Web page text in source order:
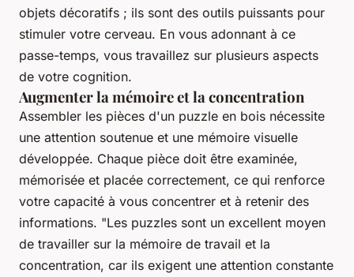
objets décoratifs ; ils sont des outils puissants pour
stimuler votre cerveau. En vous adonnant à ce
passe-temps, vous travaillez sur plusieurs aspects
de votre cognition.
Augmenter la mémoire et la concentration
Assembler les pièces d'un puzzle en bois nécessite
une attention soutenue et une mémoire visuelle
développée. Chaque pièce doit être examinée,
mémorisée et placée correctement, ce qui renforce
votre capacité à vous concentrer et à retenir des
informations. "Les puzzles sont un excellent moyen
de travailler sur la mémoire de travail et la
concentration, car ils exigent une attention constante